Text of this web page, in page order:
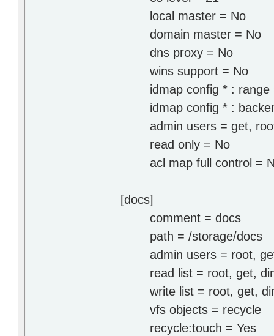
local master = No
domain master = No
dns proxy = No
wins support = No
idmap config * : range
idmap config * :
admin users = get,
read only = No
acl map full control =
[docs]
comment = docs
path = /storage/docs
admin users = root,
read list = root, get,
write list = root, get,
vfs objects = recycle
recycle:touch = Yes